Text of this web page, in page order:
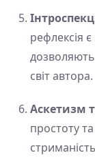
рефлексія
дозволяють
світ автора.
Аскетизм
простоту